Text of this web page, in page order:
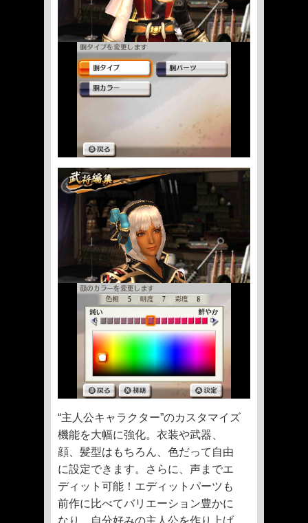
“主人公キャラクター”のカスタマイズ
機能を大幅に強化。衣装や武器、
顔、髪型はもちろん、色だって自由
に設定できます。さらに、声までエ
ディット可能！エディットパーツも
前作に比べてバリエーション豊かに
なり、自分好みの主人公を作り上げ